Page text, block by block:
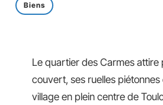
Biens
Le quartier des Carmes attire
couvert, ses ruelles piétonnes
village en plein centre de